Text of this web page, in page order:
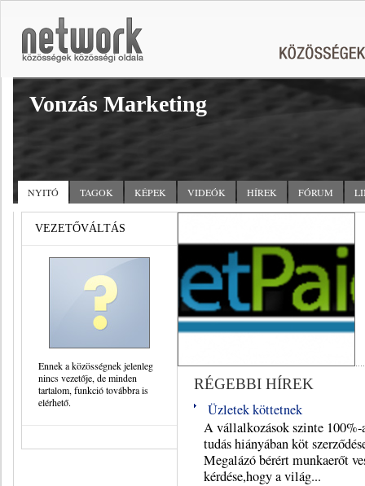
Vonzás Marketing
NYITÓ TAGOK KÉPEK VIDEÓK HÍREK FÓRUM
VEZETŐVÁLTÁS
Ennek a közösségnek jelenleg
nincs vezetője, de minden
tartalom, funkció továbbra is
elérhető.
RÉGEBBI HÍREK
Üzletek köttetnek
A vállalkozások szinte
tudás hiányában köt
Megalázó bérért munkaerőt
kérdése,hogy a világ...